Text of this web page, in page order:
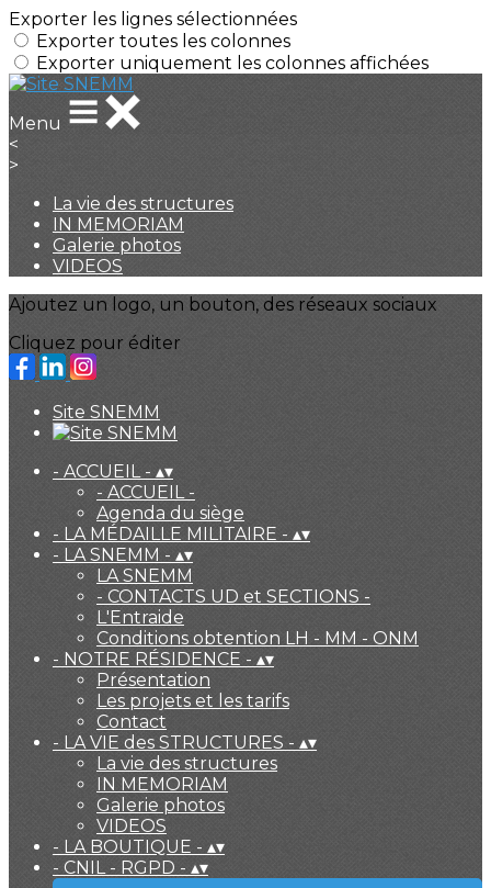
Exporter les lignes sélectionnées
Exporter toutes les colonnes
Exporter uniquement les colonnes affichées
Menu
<
>
La vie des structures
IN MEMORIAM
Galerie photos
VIDEOS
Ajoutez un logo, un bouton, des réseaux sociaux
Cliquez pour éditer
Site SNEMM
- ACCUEIL - ▴▾
- ACCUEIL -
Agenda du siège
- LA MÉDAILLE MILITAIRE - ▴▾
- LA SNEMM - ▴▾
LA SNEMM
- CONTACTS UD et SECTIONS -
L'Entraide
Conditions obtention LH - MM - ONM
- NOTRE RÉSIDENCE - ▴▾
Présentation
Les projets et les tarifs
Contact
- LA VIE des STRUCTURES - ▴▾
La vie des structures
IN MEMORIAM
Galerie photos
VIDEOS
- LA BOUTIQUE - ▴▾
- CNIL - RGPD - ▴▾